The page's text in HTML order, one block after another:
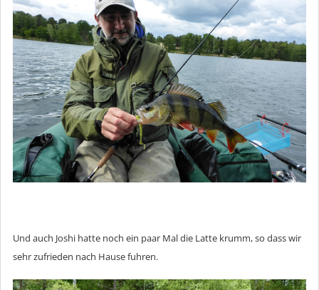
Und auch Joshi hatte noch ein paar Mal die Latte krumm, so dass wir
sehr zufrieden nach Hause fuhren.